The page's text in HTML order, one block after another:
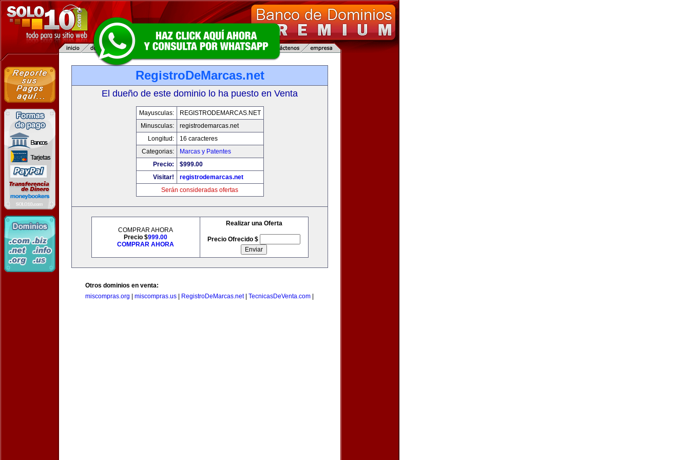
RegistroDeMarcas.net
El dueño de este dominio lo ha puesto en Venta
Mayusculas:
REGISTRODEMARCAS.NET
Minusculas:
registrodemarcas.net
Longitud:
16 caracteres
Categorias:
Marcas y Patentes
Precio:
$999.00
Visitar!
registrodemarcas.net
Serán consideradas ofertas
COMPRAR AHORA
Precio $999.00
COMPRAR AHORA
Realizar una Oferta
Precio Ofrecido $
Otros dominios en venta:
miscompras.org
miscompras.us RegistroDeMarcas.net| TecnicasDeVenta.com